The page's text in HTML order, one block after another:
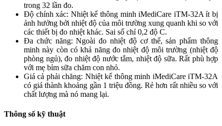
trong 32 lần đo.
Độ chính xác: Nhiệt kế thông minh iMediCare iTM-32A ít bị
ảnh hưởng bởi nhiệt độ của môi trường xung quanh khi so với
các thiết bị đo nhiệt khác. Sai số chỉ 0,2 độ C.
Đa chức năng: Ngoài đo nhiệt độ cơ thể, sản phẩm thông
minh này còn có khả năng đo nhiệt độ môi trường (nhiệt độ
phòng ngủ), đo nhiệt độ nước tắm, nhiệt độ sữa. Rất phù hợp
với mẹ bỉm sữa chăm con nhỏ.
Giá cả phải chăng: Nhiệt kế thông minh iMediCare iTM-32A
có giá thành khoảng gần 1 triệu đồng. Rẻ hơn rất nhiều so với
chất lượng mà nó mang lại.
Thông số kỹ thuật